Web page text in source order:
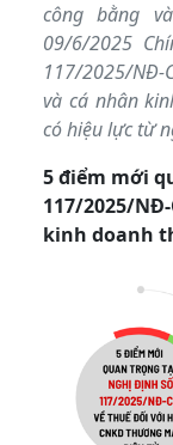
công bằng
09/6/2025
117/2025/NĐ-
và cá nhân
có hiệu lực từ
5 điểm mới
117/2025/
kinh doanh